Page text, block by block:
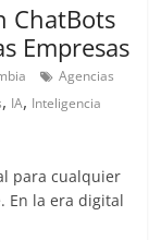
ChatBots
Empresas
Agencias
, IA, Inteligencia
para cualquier
En la era digital